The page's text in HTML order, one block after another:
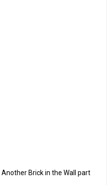
Brick in the Wall part